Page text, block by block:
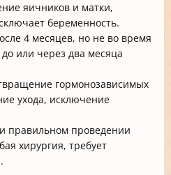
яичников и матки,
беременность.
4 месяцев, но не во время
или через два месяца
гормонозависимых
ухода, исключение
правильном проведении
хирургия, требует